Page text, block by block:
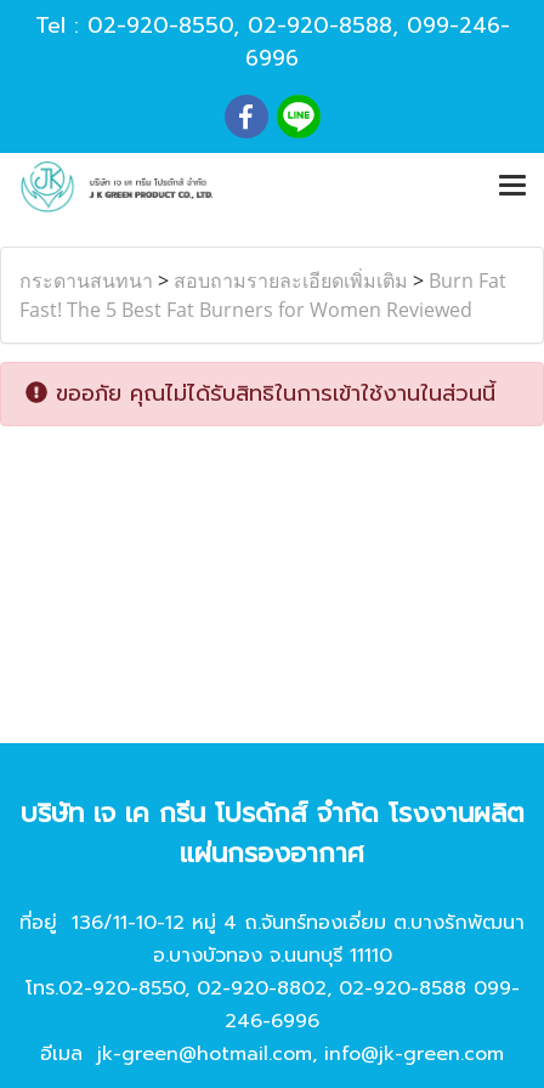
Tel : 02-920-8550, 02-920-8588, 099-246-
6996
กระดานสนทนา > สอบถามรายละเอียดเพิ่มเติม > Burn Fat
Fast! The 5 Best Fat Burners for Women Reviewed
ขออภัย คุณไม่ได้รับสิทธิในการเข้าใช้งานในส่วนนี้
บริษัท เจ เค กรีน โปรดักส์ จํากัด โรงงานผลิต
แผ่นกรองอากาศ
ที่อยู่ 136/11-10-12 หมู่ 4 ถ.จันทร์ทองเอี่ยม ต.บางรักพัฒนา
อ.บางบัวทอง จ.นนทบุรี 11110
โทร.02-920-8550, 02-920-8802, 02-920-8588 099-
246-6996
อีเมล jk-green@hotmail.com, info@jk-green.com